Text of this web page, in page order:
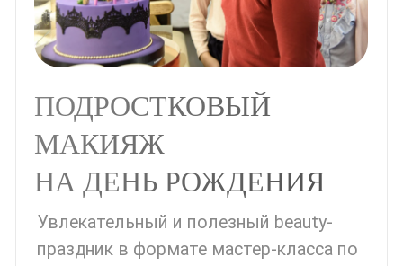
На всех групповых мастер-классах в
фотограф делает репортажную
съёмку, как девочки себя красят, и в
конце мастер-класса - портретные и
общие фотографии девочек.
Мы уверены, что фотографии станут
не только прекрасным дополнением
к мастер-классу, но и замечательным
подарком на память.